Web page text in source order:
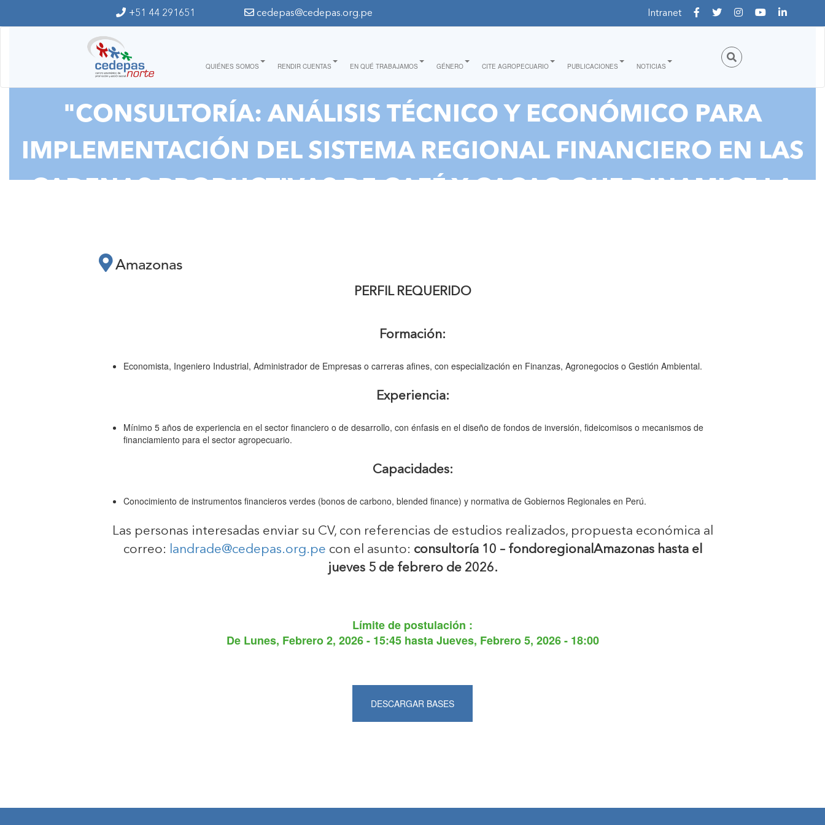
+51 44 291651 cedepas@cedepas.org.pe Intranet
QUIÉNES SOMOS RENDIR CUENTAS EN QUÉ TRABAJAMOS GÉNERO CITE AGROPECUARIO PUBLICACIONES NOTICIAS
"CONSULTORÍA: ANÁLISIS TÉCNICO Y ECONÓMICO PARA
IMPLEMENTACIÓN DEL SISTEMA REGIONAL FINANCIERO EN LAS
Amazonas
PERFIL REQUERIDO
Formación:
Economista, Ingeniero Industrial, Administrador de Empresas o carreras afines, con especialización en Finanzas, Agronegocios o Gestión Ambiental.
Experiencia:
Mínimo 5 años de experiencia en el sector financiero o de desarrollo, con énfasis en el diseño de fondos de inversión, fideicomisos o mecanismos de
financiamiento para el sector agropecuario.
Capacidades:
Conocimiento de instrumentos financieros verdes (bonos de carbono, blended finance) y normativa de Gobiernos Regionales en Perú.
Las personas interesadas enviar su CV, con referencias de estudios realizados, propuesta económica al
correo:
landrade@cedepas.org.pe con el asunto: consultoría 10 – fondoregionalAmazonas hasta el
jueves 5 de febrero de 2026.
Límite de postulación :
De Lunes, Febrero 2, 2026 - 15:45hastaJueves, Febrero 5, 2026 - 18:00
DESCARGAR BASES